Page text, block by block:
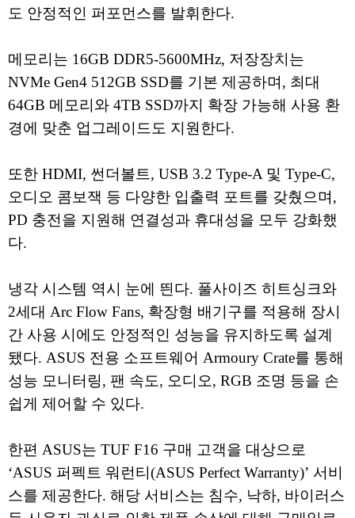
도 안정적인 퍼포먼스를 발휘한다.
메모리는 16GB DDR5-5600MHz, 저장장치는
NVMe Gen4 512GB SSD를 기본 제공하며, 최대
64GB 메모리와 4TB SSD까지 확장 가능해 사용 환
경에 맞춘 업그레이드도 지원한다.
또한 HDMI, 썬더볼트, USB 3.2 Type-A 및 Type-C,
오디오 콤보잭 등 다양한 입출력 포트를 갖췄으며,
PD 충전을 지원해 연결성과 휴대성을 모두 강화했
다.
냉각 시스템 역시 눈에 띈다. 풀사이즈 히트싱크와
2세대 Arc Flow Fans, 확장형 배기구를 적용해 장시
간 사용 시에도 안정적인 성능을 유지하도록 설계
됐다. ASUS 전용 소프트웨어 Armoury Crate를 통해
성능 모니터링, 팬 속도, 오디오, RGB 조명 등을 손
쉽게 제어할 수 있다.
한편 ASUS는 TUF F16 구매 고객을 대상으로
‘ASUS 퍼펙트 워런티(ASUS Perfect Warranty)’ 서비
스를 제공한다. 해당 서비스는 침수, 낙하, 바이러스